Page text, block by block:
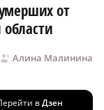
от
Алина Малинина
вДзен